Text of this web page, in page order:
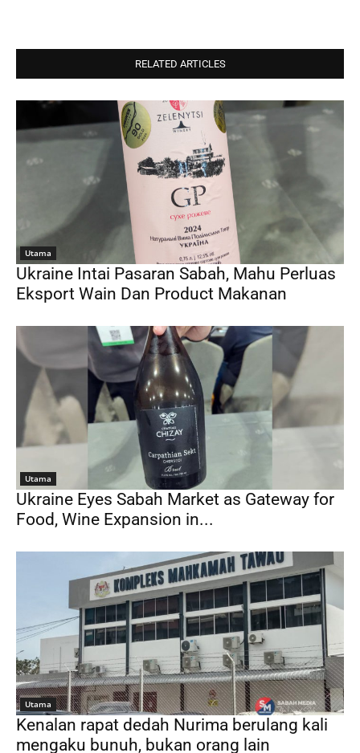
RELATED ARTICLES
Utama
Ukraine Intai Pasaran Sabah, Mahu Perluas
Eksport Wain Dan Product Makanan
Utama
Ukraine Eyes Sabah Market as Gateway for
Food, Wine Expansion in...
Utama
Kenalan rapat dedah Nurima berulang kali
mengaku bunuh, bukan orang lain